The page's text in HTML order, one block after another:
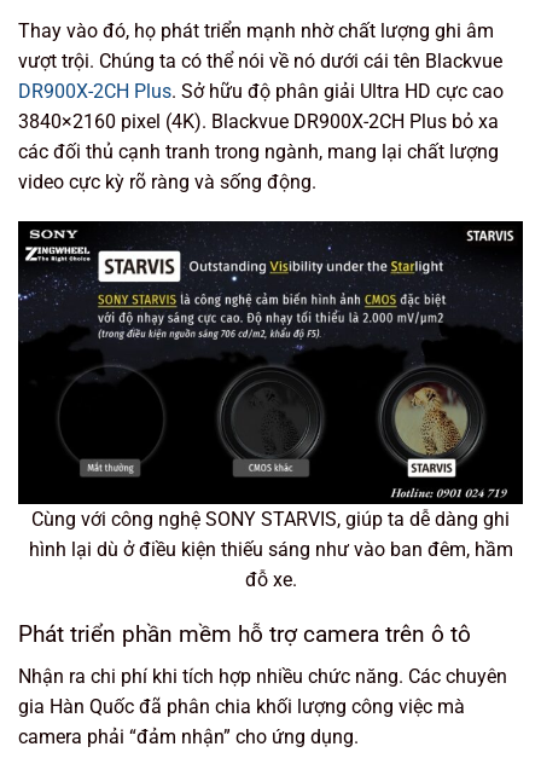
Thay vào đó, họ phát triển mạnh nhờ chất lượng ghi âm
vượt trội. Chúng ta có thể nói về nó dưới cái tên Blackvue
DR900X-2CH Plus. Sở hữu độ phân giải Ultra HD cực cao
3840×2160 pixel (4K). Blackvue DR900X-2CH Plus bỏ xa
các đối thủ cạnh tranh trong ngành, mang lại chất lượng
video cực kỳ rõ ràng và sống động.
Cùng với công nghệ SONY STARVIS, giúp ta dễ dàng ghi
hình lại dù ở điều kiện thiếu sáng như vào ban đêm, hầm
đỗ xe.
Phát triển phần mềm hỗ trợ camera trên ô tô
Nhận ra chi phí khi tích hợp nhiều chức năng. Các chuyên
gia Hàn Quốc đã phân chia khối lượng công việc mà
camera phải “đảm nhận” cho ứng dụng.